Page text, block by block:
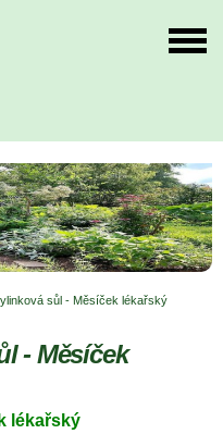
sůl - Měsíček lékařský
- Měsíček
lékařský